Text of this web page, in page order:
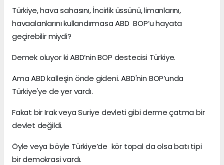
Türkiye, hava sahasını, İncirlik üssünü, limanlarını,
havaalanlarını kullandırmasa ABD BOP’u hayata
geçirebilir miydi?
Demek oluyor ki ABD’nin BOP destecisi Türkiye.
Ama ABD kalleşin önde gideni. ABD'nin BOP’unda
Türkiye'ye de yer vardı.
Fakat bir Irak veya Suriye devleti gibi derme çatma bir
devlet değildi.
Öyle veya böyle Türkiye’de kör topal da olsa batı tipi
bir demokrasi vardı.